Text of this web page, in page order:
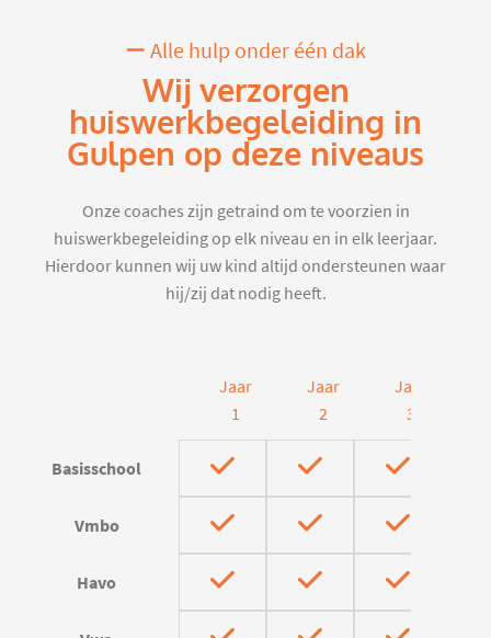
Alle hulp onder één dak
Wij verzorgen
huiswerkbegeleiding in
Gulpen op deze niveaus
Onze coaches zijn getraind om te voorzien in
huiswerkbegeleiding op elk niveau en in elk leerjaar.
Hierdoor kunnen wij uw kind altijd ondersteunen waar
hij/zij dat nodig heeft.
Jaar
1
Jaar
2
Jaar
3
Basisschool
Vmbo
Havo